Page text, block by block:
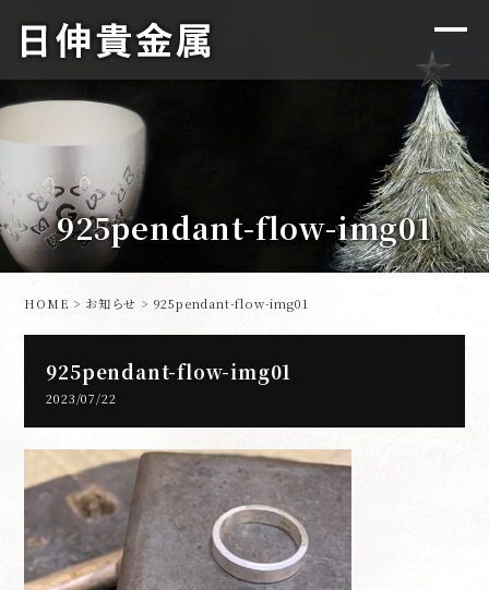
925pendant-flow-img01
HOME > お知らせ > 925pendant-flow-img01
925pendant-flow-img01
2023/07/22